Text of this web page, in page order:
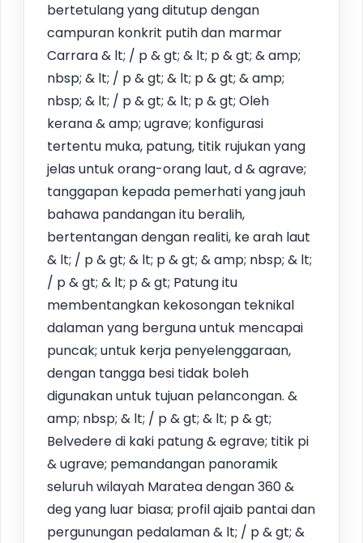
bertetulang yang ditutup dengan
campuran konkrit putih dan marmar
Carrara & lt; / p & gt; & lt; p & gt; & amp;
nbsp; & lt; / p & gt; & lt; p & gt; & amp;
nbsp; & lt; / p & gt; & lt; p & gt; Oleh
kerana & amp; ugrave; konfigurasi
tertentu muka, patung, titik rujukan yang
jelas untuk orang-orang laut, d & agrave;
tanggapan kepada pemerhati yang jauh
bahawa pandangan itu beralih,
bertentangan dengan realiti, ke arah laut
& lt; / p & gt; & lt; p & gt; & amp; nbsp; & lt;
/ p & gt; & lt; p & gt; Patung itu
membentangkan kekosongan teknikal
dalaman yang berguna untuk mencapai
puncak; untuk kerja penyelenggaraan,
dengan tangga besi tidak boleh
digunakan untuk tujuan pelancongan. &
amp; nbsp; & lt; / p & gt; & lt; p & gt;
Belvedere di kaki patung & egrave; titik pi
& ugrave; pemandangan panoramik
seluruh wilayah Maratea dengan 360 &
deg yang luar biasa; profil ajaib pantai dan
pergunungan pedalaman & lt; / p & gt; &